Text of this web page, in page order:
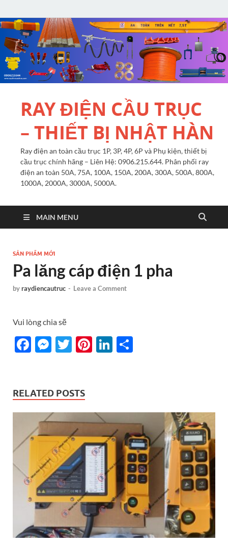
RAY ĐIỆN CẦU TRỤC
– THIẾT BỊ NHẬT HÀN
Ray điện an toàn cầu trục 1P, 3P, 4P, 6P và Phụ kiện, thiết bị
cầu trục chính hãng – Liên Hệ: 0906.215.644. Phân phối ray
điện an toàn 50A, 75A, 100A, 150A, 200A, 300A, 500A, 800A,
1000A, 2000A, 3000A, 5000A.
MAIN MENU
SẢN PHẨM MỚI
Pa lăng cáp điện 1 pha
byraydiencautruc - Leave a Comment
Vui lòng chia sẽ
F
b
o
o
k
M
n
g
er
T
er
Pi
t
Li
dI
n
RELATED POSTS